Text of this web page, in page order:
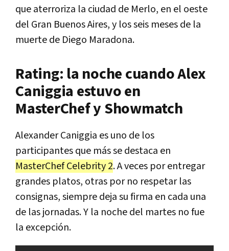
que aterroriza la ciudad de Merlo, en el oeste
del Gran Buenos Aires, y los seis meses de la
muerte de Diego Maradona.
Rating: la noche cuando Alex
Caniggia estuvo en
MasterChef y Showmatch
Alexander Caniggia es uno de los
participantes que más se destaca en
MasterChef Celebrity 2. A veces por entregar
grandes platos, otras por no respetar las
consignas, siempre deja su firma en cada una
de las jornadas. Y la noche del martes no fue
la excepción.